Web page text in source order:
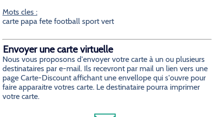
Mots cles :
carte papa fete football sport vert
Envoyer une carte virtuelle
Nous vous proposons d'envoyer votre carte à un ou plusieurs
destinataires par e-mail. Ils recevront par mail un lien vers une
page Carte-Discount affichant une envellope qui s'ouvre pour
faire apparaitre votres carte. Le destinataire pourra imprimer
votre carte.